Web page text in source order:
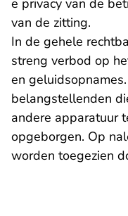
e privacy van de
van de zitting.
In de gehele
streng verbod op
en
belangstellenden
andere apparatuur
opgeborgen. Op
worden toegezien